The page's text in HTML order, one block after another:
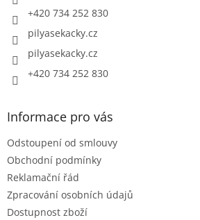
+420 734 252 830
pilyasekacky.cz
pilyasekacky.cz
+420 734 252 830
Informace pro vás
Odstoupení od smlouvy
Obchodní podmínky
Reklamační řád
Zpracování osobních údajů
Dostupnost zboží